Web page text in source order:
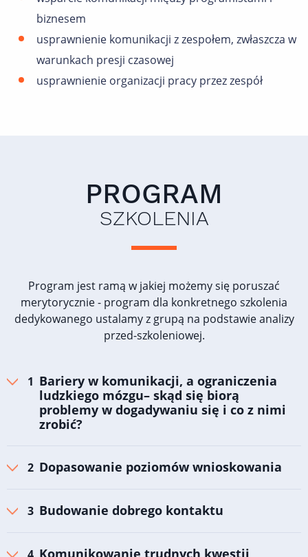
biznesem
usprawnienie komunikacji z zespołem, zwłaszcza w
warunkach presji czasowej
usprawnienie organizacji pracy przez zespół
PROGRAM
SZKOLENIA
Program jest ramą w jakiej możemy się poruszać
merytorycznie - program dla konkretnego szkolenia
dedykowanego ustalamy z grupą na podstawie analizy
przed-szkoleniowej.
Bariery w komunikacji, a ograniczenia
ludzkiego mózgu– skąd się biorą
problemy w dogadywaniu się i co z nimi
zrobić?
Dopasowanie poziomów wnioskowania
Budowanie dobrego kontaktu